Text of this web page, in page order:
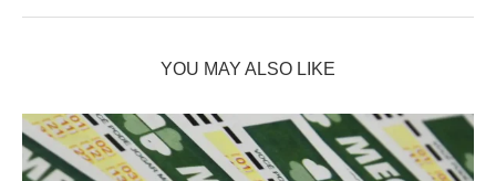
YOU MAY ALSO LIKE